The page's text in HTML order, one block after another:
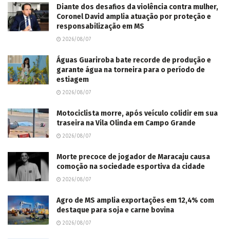
Diante dos desafios da violência contra mulher,
Coronel David amplia atuação por proteção e
responsabilização em MS
2026/08/07
Águas Guariroba bate recorde de produção e
garante água na torneira para o período de
estiagem
2026/08/07
Motociclista morre, após veículo colidir em sua
traseira na Vila Olinda em Campo Grande
2026/08/07
Morte precoce de jogador de Maracaju causa
comoção na sociedade esportiva da cidade
2026/08/07
Agro de MS amplia exportações em 12,4% com
destaque para soja e carne bovina
2026/08/07